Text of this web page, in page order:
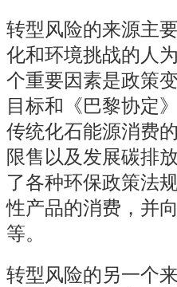
转型风险的来源主
化和环境挑战的人
个重要因素是政策
目标和《巴黎协定
传统化石能源消费
限售以及发展碳排
了各种环保政策法
性产品的消费，并
等。
转型风险的另一个